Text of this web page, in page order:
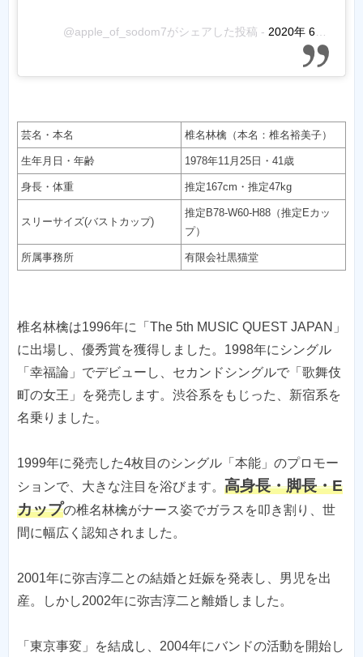
@apple_of_sodom7がシェアした投稿 - 2020年 6月月1日午前8時00分PDT
芸名・本名 椎名林檎（本名：椎名裕美子）
生年月日・年齢 1978年11月25日・41歳
身長・体重 推定167cm・推定47kg
スリーサイズ(バストカップ)
推定B78-W60-H88（推定Eカッ
プ）
所属事務所 有限会社黒猫堂
椎名林檎は1996年に「The 5th MUSIC QUEST JAPAN」
に出場し、優秀賞を獲得しました。1998年にシングル
「幸福論」でデビューし、セカンドシングルで「歌舞伎
町の女王」を発売します。渋谷系をもじった、新宿系を
名乗りました。
1999年に発売した4枚目のシングル「本能」のプロモー
ションで、大きな注目を浴びます。 高身長・脚長・E
カップの椎名林檎がナース姿でガラスを叩き割り、世
間に幅広く認知されました。
2001年に弥吉淳二との結婚と妊娠を発表し、男児を出
産。しかし2002年に弥吉淳二と離婚しました。
「東京事変」を結成し、2004年にバンドの活動を開始し